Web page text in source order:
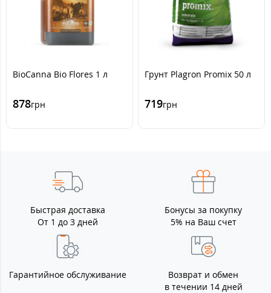
BioCanna Bio Flores 1 л
878грн
Грунт Plagron Promix 50 л
719грн
Быстрая доставка
От 1 до 3 дней
Бонусы за покупку
5% на Ваш счет
Гарантийное обслуживание
Возврат и обмен
в течении 14 дней